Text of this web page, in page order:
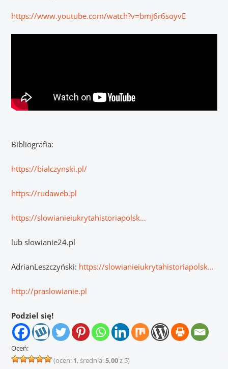
https://www.youtube.com/watch?v=bmj6r6soyvE
Bibliografia:
https://bialczynski.pl/​
https://rudaweb.pl
https://slowianieiukrytahistoriapolsk…
lub slowianie24.pl ​
AdrianLeszczyński: https://slowianieiukrytahistoriapolsk…
http://praslowianie.pl
Podziel się!
Oceń:
(ocen: 1, średnia:5,00z 5)